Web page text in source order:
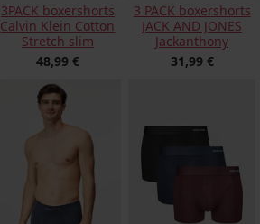
3PACK boxershorts
Calvin Klein Cotton
Stretch slim
48,99 €
3 PACK boxershorts
JACK AND JONES
Jackanthony
31,99 €